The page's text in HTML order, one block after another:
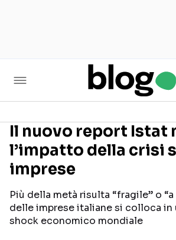
Seguici sui
Il nuovo report Istat
l’impatto della crisi
imprese
Più della metà risulta “fragile” o
delle imprese italiane si colloca
shock economico mondiale